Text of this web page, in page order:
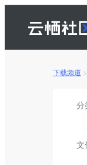
下载频道 >
分
文